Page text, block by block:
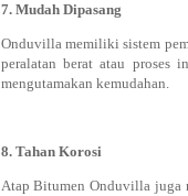
7. Mudah Dipasang
Onduvilla memiliki sistem
peralatan berat atau proses
mengutamakan kemudahan.
8. Tahan Korosi
Atap Bitumen Onduvilla juga